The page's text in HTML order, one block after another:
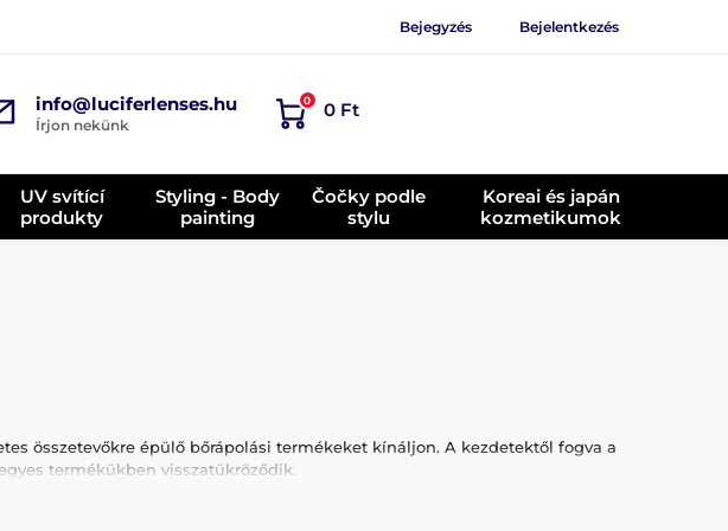
Bejegyzés Bejelentkezés
info@luciferlenses.hu
Írjon nekünk
0 0 Ft
UV svítící
produkty
Styling - Body
painting
Čočky podle
stylu
Koreai és japán
kozmetikumok
összetevőkre épülő bőrápolási termékeket kínáljon. A kezdetektől fogva a
termékükben visszatükröződik.